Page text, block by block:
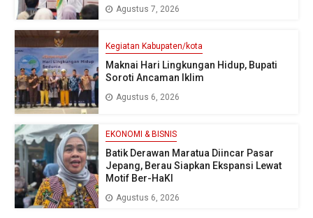
Agustus 7, 2026
Kegiatan Kabupaten/kota
Maknai Hari Lingkungan Hidup, Bupati
Soroti Ancaman Iklim
Agustus 6, 2026
EKONOMI & BISNIS
Batik Derawan Maratua Diincar Pasar
Jepang, Berau Siapkan Ekspansi Lewat
Motif Ber-HaKI
Agustus 6, 2026